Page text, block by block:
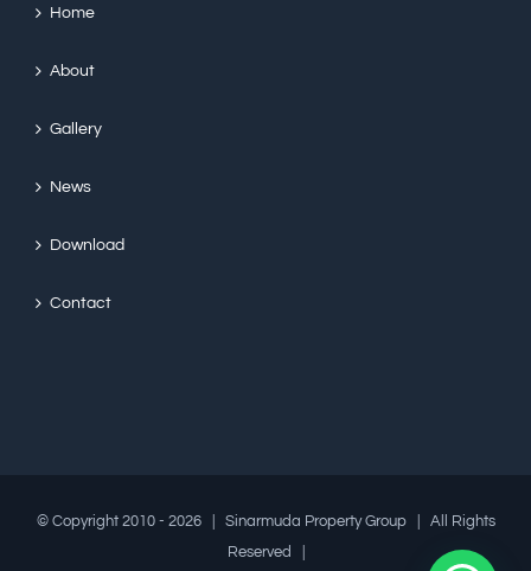
Home
About
Gallery
News
Download
Contact
© Copyright 2010 - 2026 | Sinarmuda Property Group | All Rights
Reserved |